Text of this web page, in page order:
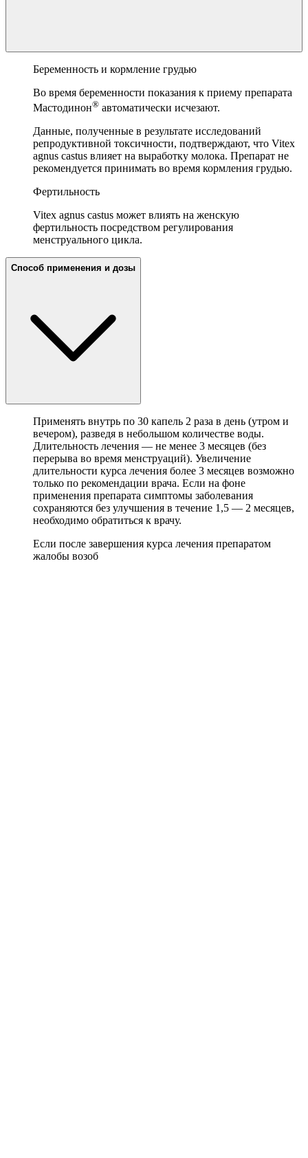
Беременность и кормление грудью
Во время беременности показания к приему препарата
Мастодинон® автоматически исчезают.
Данные, полученные в результате исследований
репродуктивной токсичности, подтверждают, что Vitex
agnus castus влияет на выработку молока. Препарат не
рекомендуется принимать во время кормления грудью.
Фертильность
Vitex agnus castus может влиять на женскую
фертильность посредством регулирования
менструального цикла.
Способ применения и дозы
Применять внутрь по 30 капель 2 раза в день (утром и
вечером), разведя в небольшом количестве воды.
Длительность лечения — не менее 3 месяцев (без
перерыва во время менструаций). Увеличение
длительности курса лечения более 3 месяцев возможно
только по рекомендации врача. Если на фоне
применения препарата симптомы заболевания
сохраняются без улучшения в течение 1,5 — 2 месяцев,
необходимо обратиться к врачу.
Если после завершения курса лечения препаратом
жалобы возоб